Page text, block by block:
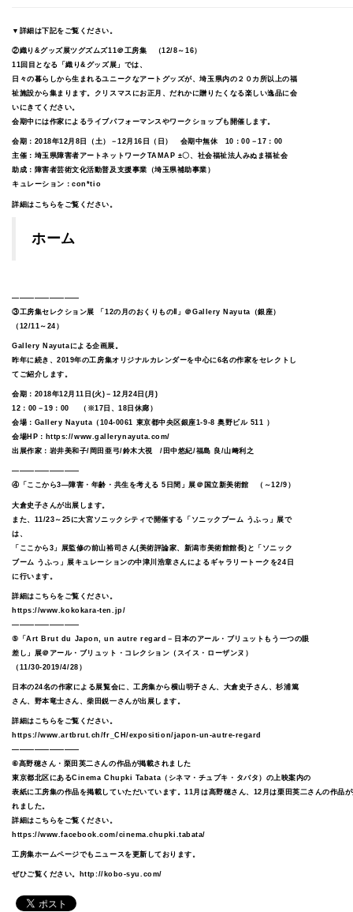
▼詳細は下記をご覧ください。
②織り&グッズ展ツグズムズ11＠工房集 （12/8～16）
11回目となる「織り&グッズ展」では、
日々の暮らしから生まれるユニークなアートグッズが、埼玉県内の２０カ所以上の福
祉施設から集まります。クリスマスにお正月、だれかに贈りたくなる楽しい逸品に会
いにきてください。
会期中には作家によるライブパフォーマンスやワークショップも開催します。
会期：2018年12月8日（土）－12月16日（日） 会期中無休 10：00－17：00
主催：埼玉県障害者アートネットワークTAMAP ±〇、社会福祉法人みぬま福祉会
助成：障害者芸術文化活動普及支援事業（埼玉県補助事業）
キュレーション：con*tio
詳細はこちらをご覧ください。
ホーム
—————————
③工房集セレクション展 「12の月のおくりものⅡ」＠Gallery Nayuta（銀座）
（12/11～24）
Gallery Nayutaによる企画展。
昨年に続き、2019年の工房集オリジナルカレンダーを中心に6名の作家をセレクトし
てご紹介します。
会期：2018年12月11日(火)－12月24日(月)
12：00－19：00 （※17日、18日休廊）
会場：Gallery Nayuta（104-0061 東京都中央区銀座1-9-8 奥野ビル 511 ）
会場HP： https://www.gallerynayuta.com/
出展作家：岩井美和子/岡田亜弓/鈴木大視 /田中悠紀/福島 良/山﨑利之
—————————
④「ここから3―障害・年齢・共生を考える 5日間」展＠国立新美術館 （～12/9）
大倉史子さんが出展します。
また、11/23～25に大宮ソニックシティで開催する「ソニックブーム うふっ」展で
は、
「ここから3」展監修の前山裕司さん(美術評論家、新潟市美術館館長)と「ソニック
ブーム うふっ」展キュレーションの中津川浩章さんによるギャラリートークを24日
に行います。
詳細はこちらをご覧ください。
https://www.kokokara-ten.jp/
—————————
⑤「Art Brut du Japon, un autre regard－日本のアール・ブリュットもう一つの眼
差し」展＠アール・ブリュット・コレクション（スイス・ローザンヌ）
（11/30-2019/4/28）
日本の24名の作家による展覧会に、工房集から横山明子さん、大倉史子さん、杉浦篤
さん、野本竜士さん、柴田鋭一さんが出展します。
詳細はこちらをご覧ください。
https://www.artbrut.ch/fr_CH/exposition/japon-un-autre-regard
—————————
⑥高野穂さん・栗田英二さんの作品が掲載されました
東京都北区にあるCinema Chupki Tabata（シネマ・チュプキ・タバタ）の上映案内の
表紙に工房集の作品を掲載していただいています。11月は高野穂さん、12月は栗田英二さんの作品
れました。
詳細はこちらをご覧ください。
https://www.facebook.com/cinema.chupki.tabata/
工房集ホームページでもニュースを更新しております。
ぜひご覧ください。 http://kobo-syu.com/